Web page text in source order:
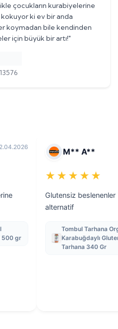
çocukların kurabiyelerine
ki ev bir anda
koymadan bile kendinden
için büyük bir artı!"
13576
500 gr
M** A**
★★★★★
Glutensiz
alternatif
Tombul Tarhana
Karabuğdaylı
Tarhana 340 Gr